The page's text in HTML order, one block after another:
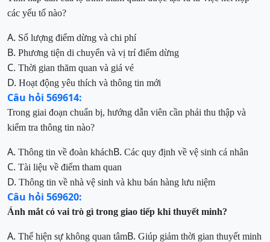
các yếu tố nào?
A. Số lượng điểm dừng và chi phí
B. Phương tiện di chuyển và vị trí điểm dừng
C. Thời gian thăm quan và giá vé
D. Hoạt động yêu thích và thông tin mới
Câu hỏi 569614:
Trong giai đoạn chuẩn bị, hướng dẫn viên cần phải thu thập và
kiểm tra thông tin nào?
A. Thông tin về đoàn kháchB. Các quy định về vệ sinh cá nhân
C. Tài liệu về điểm tham quan
D. Thông tin về nhà vệ sinh và khu bán hàng lưu niệm
Câu hỏi 569620:
Ánh mắt có vai trò gì trong giao tiếp khi thuyết minh?
A. Thể hiện sự không quan tâmB. Giúp giảm thời gian thuyết minh